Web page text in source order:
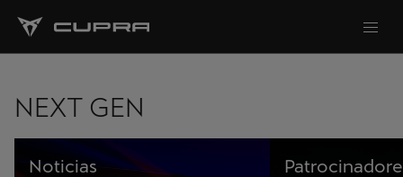
NEXT GEN
Noticias